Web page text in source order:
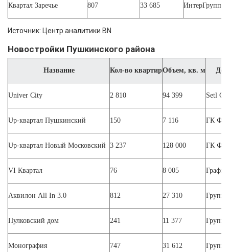
Квартал Заречье 807 33 685 ИнтерГрупп
Источник: Центр аналитики BN
Новостройки Пушкинского района
Название Кол-во квартирОбъем, кв. м
Univer City 2 810 94 399 Setl
Up-квартал Пушкинский 150 7 116 ГК
Up-квартал Новый Московский 3 237 128 000 ГК
VI Квартал 76 8 005 Графит
Аквилон All In 3.0 812 27 310
Пулковский дом 241 11 377
Монография 747 31 612